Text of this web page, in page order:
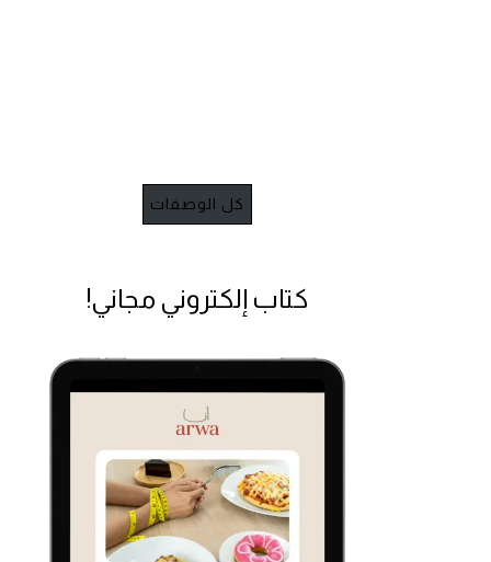
كل الوصفات
كتاب إلكتروني مجاني!